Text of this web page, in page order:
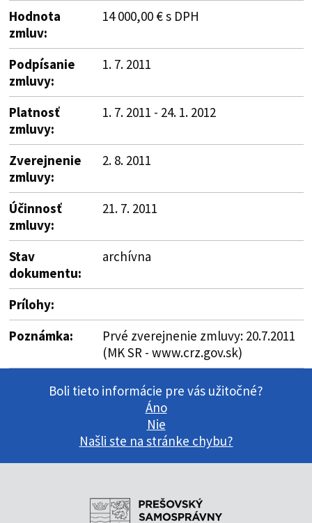
Hodnota
zmluv:
14 000,00 € s DPH
Podpísanie
zmluvy:
1. 7. 2011
Platnosť
zmluvy:
1. 7. 2011 - 24. 1. 2012
Zverejnenie
zmluvy:
2. 8. 2011
Účinnosť
zmluvy:
21. 7. 2011
Stav
dokumentu:
archívna
Prílohy:
Poznámka:
Prvé zverejnenie zmluvy: 20.7.2011
(MK SR - www.crz.gov.sk)
Boli tieto informácie pre vás užitočné?
Áno
Nie
Našli ste na stránke chybu?